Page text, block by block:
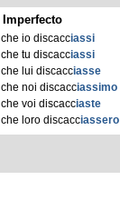
Imperfecto
che io discacciassi
che tu discacciassi
che lui discacciasse
che noi discacciassimo
che voi discacciaste
che loro discacciassero